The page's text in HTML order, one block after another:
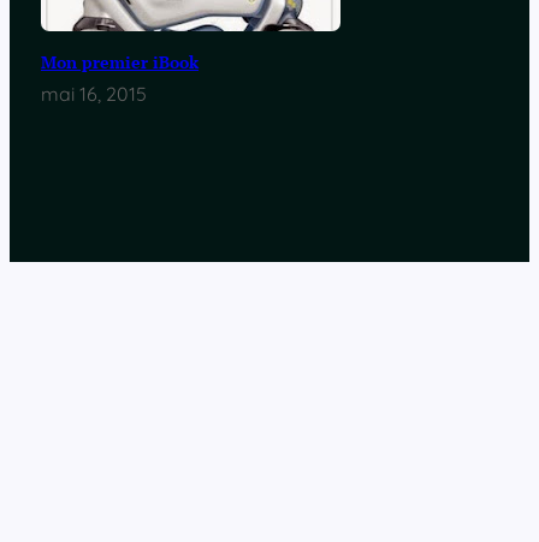
Mon premier iBook
mai 16, 2015